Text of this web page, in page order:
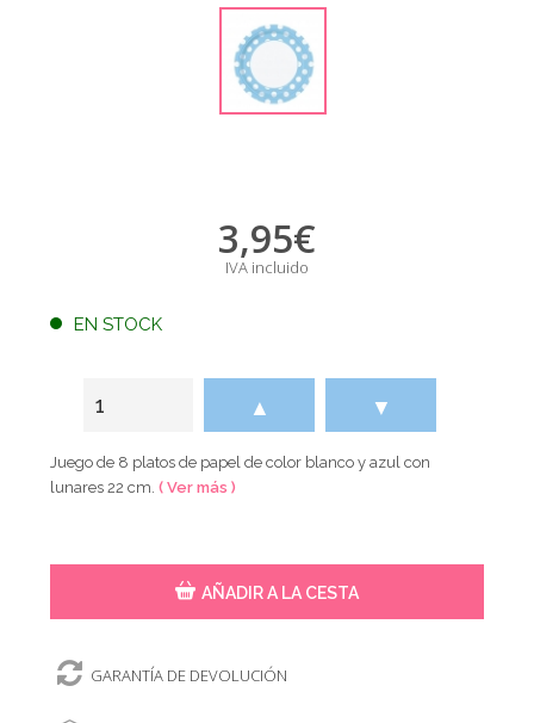
3,95€
IVA incluido
EN STOCK
▲ ▼
Juego de 8 platos de papel de color blanco y azul con
lunares 22 cm.( Ver más )
AÑADIR A LA CESTA
GARANTÍA DE DEVOLUCIÓN